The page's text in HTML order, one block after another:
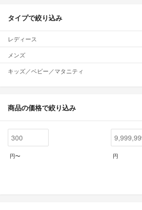
タイプで絞り込み
レディース
メンズ
キッズ／ベビー／マタニティ
商品の価格で絞り込み
円〜 円